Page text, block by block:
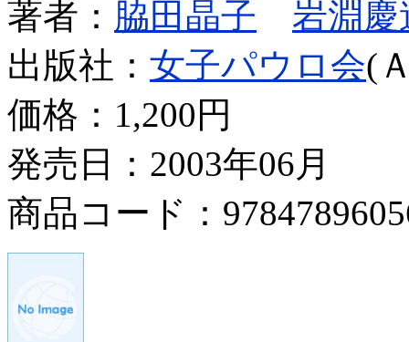
著者： 脇田晶子
岩淵慶
出版社： 女子パウロ会(
価格： 1,200円
発売日：2003年06月
商品コード：